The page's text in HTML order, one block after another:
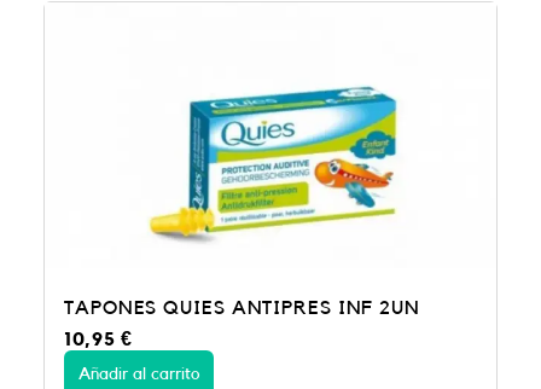
TAPONES QUIES ANTIPRES INF 2UN
10,95€
Añadir al carrito